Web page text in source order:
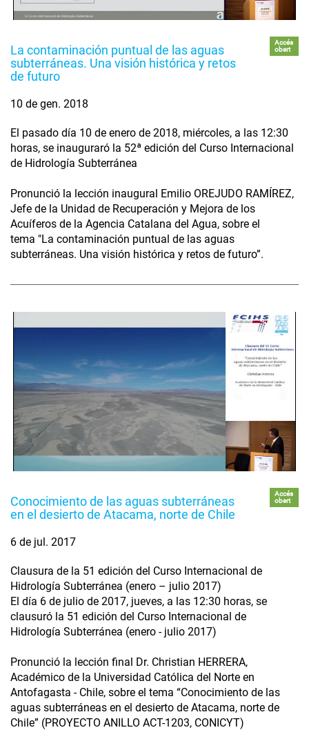
La contaminación puntual de las aguas
subterráneas. Una visión histórica y retos
de futuro
Accés
obert
10 de gen. 2018
El pasado día 10 de enero de 2018, miércoles, a las 12:30
horas, se inauguraró la 52ª edición del Curso Internacional
de Hidrología Subterránea
Pronunció la lección inaugural Emilio OREJUDO RAMÍREZ,
Jefe de la Unidad de Recuperación y Mejora de los
Acuíferos de la Agencia Catalana del Agua, sobre el
tema "La contaminación puntual de las aguas
subterráneas. Una visión histórica y retos de futuro”.
Conocimiento de las aguas subterráneas
en el desierto de Atacama, norte de Chile
Accés
obert
6 de jul. 2017
Clausura de la 51 edición del Curso Internacional de
Hidrología Subterránea (enero – julio 2017)
El día 6 de julio de 2017, jueves, a las 12:30 horas, se
clausuró la 51 edición del Curso Internacional de
Hidrología Subterránea (enero - julio 2017)
Pronunció la lección final Dr. Christian HERRERA,
Académico de la Universidad Católica del Norte en
Antofagasta - Chile, sobre el tema “Conocimiento de las
aguas subterráneas en el desierto de Atacama, norte de
Chile” (PROYECTO ANILLO ACT-1203, CONICYT)